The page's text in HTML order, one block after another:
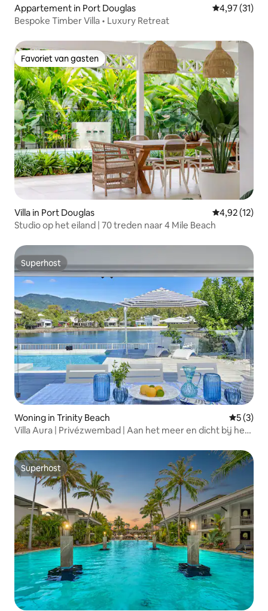
Appartement in Port Douglas Gemiddelde
4,97 (31)
Bespoke Timber Villa • Luxury Retreat
Favoriet van gasten
Favoriet van gasten
Villa in Port Douglas Gemiddelde
4,92 (12)
Studio op het eiland | 70 treden naar 4 Mile Beach
Superhost
Superhost
Woning in Trinity Beach
5 (3)
Villa Aura | Privézwembad | Aan het meer en dicht bij het
Superhost
Superhost